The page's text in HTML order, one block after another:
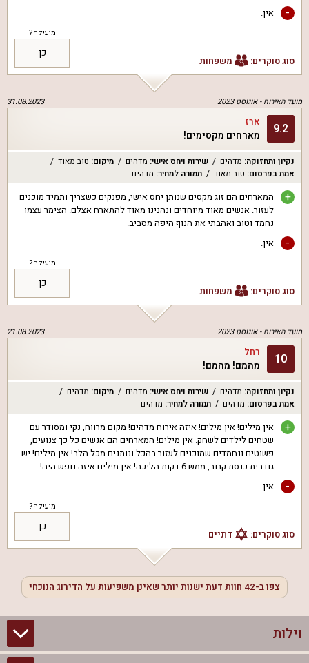
- אין.
סוג סוקרים: משפחות
מועילה?
כן
מועד האירוח -אוגוסט 2023 31.08.2023
9.2 ארז
מארחים מקסימים!
נקיון ותחזוקה: מדהים שירות ויחס אישי: מדהים מיקום: טוב מאוד
אמת בפרסום: טוב מאוד תמורה למחיר: מדהים
+
המארחים הם זוג מקסים שנותן יחס אישי, מפנקים כשצריך ותמיד מוכנים
לעזור. אנשים מאוד מיוחדים ונהנינו מאוד להתארח אצלם. הצימר עצמו
נחמד וטוב ואהבתי את הנוף היפה מסביב.
- אין.
סוג סוקרים: משפחות
מועילה?
כן
מועד האירוח -אוגוסט 2023 21.08.2023
10 רחל
מהמם! מהמם!
נקיון ותחזוקה: מדהים שירות ויחס אישי: מדהים מיקום: מדהים
אמת בפרסום: מדהים תמורה למחיר: מדהים
+
אין מילים! אין מילים! איזה אירוח מדהים! מקום מרווח, נקי ומסודר עם
שטחים לילדים לשחק. אין מילים! המארחים הם אנשים כל כך צנועים,
פשוטים ונחמדים שמוכנים לעזור בהכל ונותנים מכל הלב! אין מילים! יש
גם בית כנסת קרוב, ממש 6 דקות הליכה! אין מילים איזה נופש היה!
- אין.
סוג סוקרים: דתיים
מועילה?
כן
צפו ב-42חוות דעת ישנות יותר שאינן משפיעות על הדירוג הנוכחי
וילות